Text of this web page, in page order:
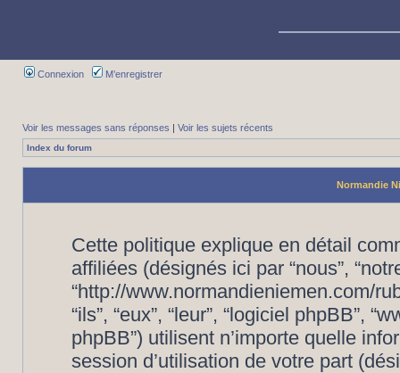
Connexion M’enregistrer
Voir les messages sans réponses | Voir les sujets récents
Index du forum
Normandie
Cette politique explique en détail
affiliées (désignés ici par “nous”,
“http://www.normandieniemen.com/
“ils”, “eux”, “leur”, “logiciel phpBB”,
phpBB”) utilisent n’importe quelle
session d’utilisation de votre part